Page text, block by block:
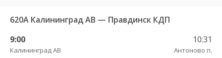
620А Калининград АВ — Правдинск КДП
9:00
Калининград АВ
10:31
Антоново п.